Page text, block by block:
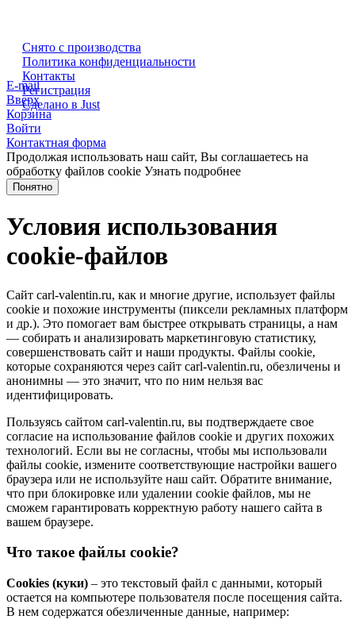
Снято с производства
Политика конфиденциальности
Контакты
Регистрация
Сделано в Just
E-mail
Вверх
Корзина
Войти
Контактная форма
Продолжая использовать наш сайт, Вы соглашаетесь на
обработку файлов cookie Узнать подробнее
Понятно
Условия использования
cookie-файлов
Сайт carl-valentin.ru, как и многие другие, использует файлы
cookie и похожие инструменты (пиксели рекламных платформ
и др.). Это помогает вам быстрее открывать страницы, а нам
— собирать и анализировать маркетинговую статистику,
совершенствовать сайт и наши продукты. Файлы сookie,
которые сохраняются через сайт carl-valentin.ru, обезличены и
анонимны — это значит, что по ним нельзя вас
идентифицировать.
Пользуясь сайтом carl-valentin.ru, вы подтверждаете свое
согласие на использование файлов cookie и других похожих
технологий. Если вы не согласны, чтобы мы использовали
файлы cookie, измените соответствующие настройки вашего
браузера или не используйте наш сайт. Обратите внимание,
что при блокировке или удалении cookie файлов, мы не
сможем гарантировать корректную работу нашего сайта в
вашем браузере.
Что такое файлы cookie?
Cookies (куки) – это текстовый файл с данными, который
остается на компьютере пользователя после посещения сайта.
В нем содержатся обезличенные данные, например: